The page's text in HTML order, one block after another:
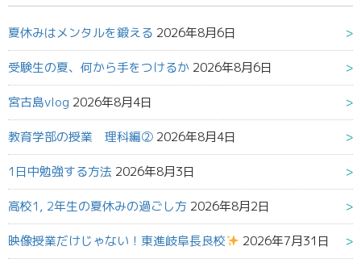
夏休みはメンタルを鍛える 2026年8月6日
受験生の夏、何から手をつけるか 2026年8月6日
宮古島vlog 2026年8月4日
教育学部の授業 理科編② 2026年8月4日
1日中勉強する方法 2026年8月3日
高校1, 2年生の夏休みの過ごし方 2026年8月2日
映像授業だけじゃない！東進岐阜長良校 2026年7月31日